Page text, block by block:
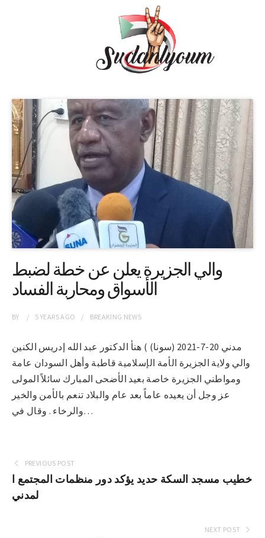
والي الجزيرة يعلن عن خطة لضبط
الأسواق ومحاربة الفساد
BY 5 YEARSAGO BREAKING NEWS
مدني 20-7-2021 (سونا) ) هنأ الدكتور عبد الله إدريس الكنين
والي ولاية الجزيرة الأمة الإسلامية قاطبة وأهل السودان عامة
ومواطني الجزيرة خاصة بعيد الأضحى المبارك سائلاً المولى
عز وجل أن يعيده عاماً بعد عام والبلاد تنعم بالأمن والخير
والرخاء . وقال في…
PREVIOUS POST
خطيب مسجد السكة حديد يؤكد دور منظمات المجتمع ا
لمدني
NEXT POST